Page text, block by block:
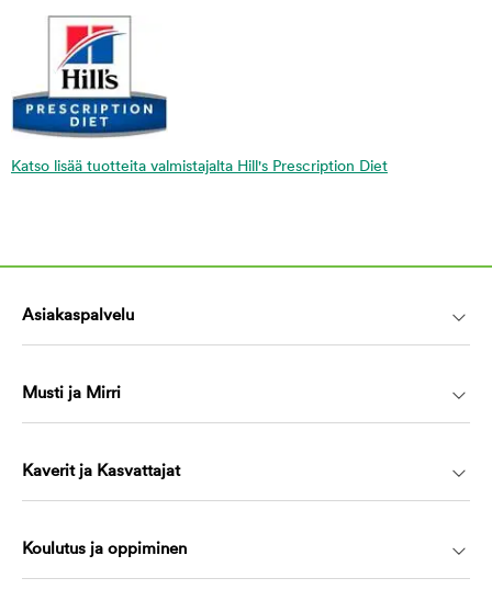
Katso lisää tuotteita valmistajalta Hill's Prescription Diet
Asiakaspalvelu
Musti ja Mirri
Kaverit ja Kasvattajat
Koulutus ja oppiminen